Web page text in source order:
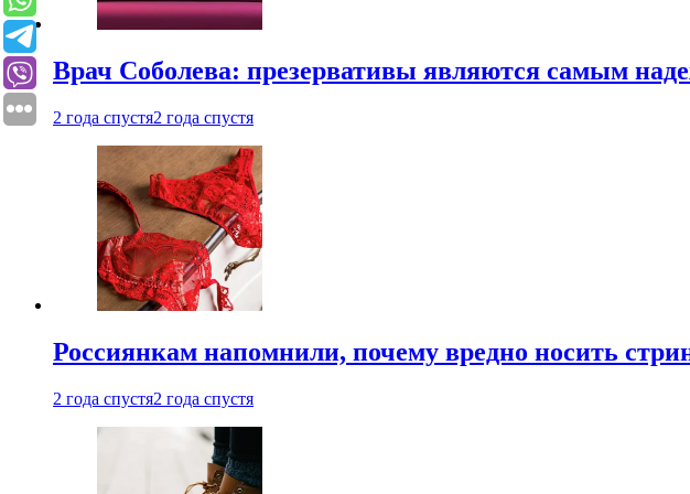
Врач Соболева: презервативы являются самым
2 года спустя2 года спустя
Россиянкам напомнили, почему вредно носить
2 года спустя2 года спустя